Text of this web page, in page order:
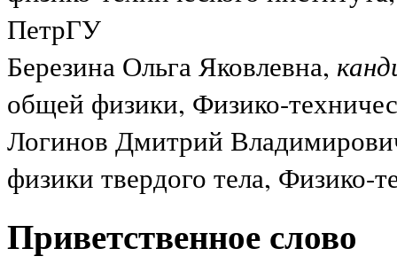
ПетрГУ
Березина Ольга Яковлевна,
общей физики, Физико-
Логинов Дмитрий
физики твердого тела, Физико-
Приветственное слово